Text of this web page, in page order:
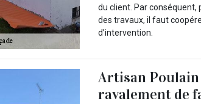
du client. Par conséquent,
des travaux, il faut
d’intervention.
Artisan Poulain
ravalement de